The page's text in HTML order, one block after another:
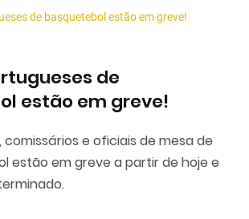
de basquetebol estão em greve!
de
estão em greve!
comissários e oficiais de mesa de
estão em greve a partir de hoje e